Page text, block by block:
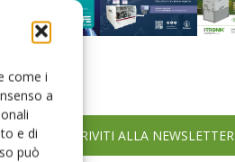
come i
a
e di
può
ISCRIVITI ALLA NEWSLETTER